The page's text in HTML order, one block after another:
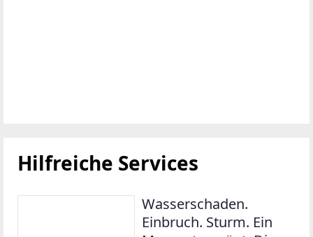
Hilfreiche Services
Wasserschaden.
Einbruch. Sturm. Ein